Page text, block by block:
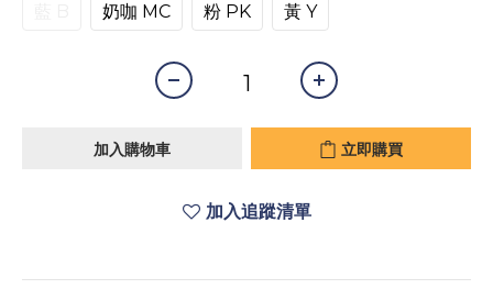
奶咖 MC 粉 PK 黃 Y
加入購物車 立即購買
加入追蹤清單